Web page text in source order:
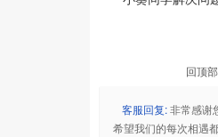
回顶部
客服回复:非常感谢
希望我们的每次相遇